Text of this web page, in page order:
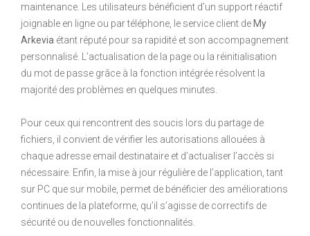
maintenance. Les utilisateurs bénéficient d’un support réactif
joignable en ligne ou par téléphone, le service client de My
Arkevia étant réputé pour sa rapidité et son accompagnement
personnalisé. L’actualisation de la page ou la réinitialisation
du mot de passe grâce à la fonction intégrée résolvent la
majorité des problèmes en quelques minutes.
Pour ceux qui rencontrent des soucis lors du partage de
fichiers, il convient de vérifier les autorisations allouées à
chaque adresse email destinataire et d’actualiser l’accès si
nécessaire. Enfin, la mise à jour régulière de l’application, tant
sur PC que sur mobile, permet de bénéficier des améliorations
continues de la plateforme, qu’il s’agisse de correctifs de
sécurité ou de nouvelles fonctionnalités.